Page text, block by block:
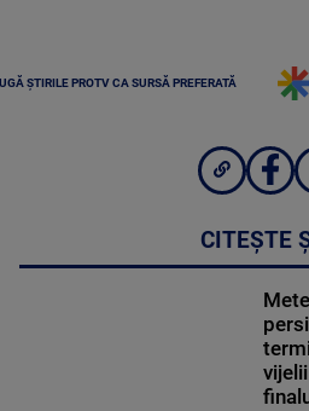
ȘTIRILE PROTV CA SURSĂ PREFERATĂ
CITEȘTE